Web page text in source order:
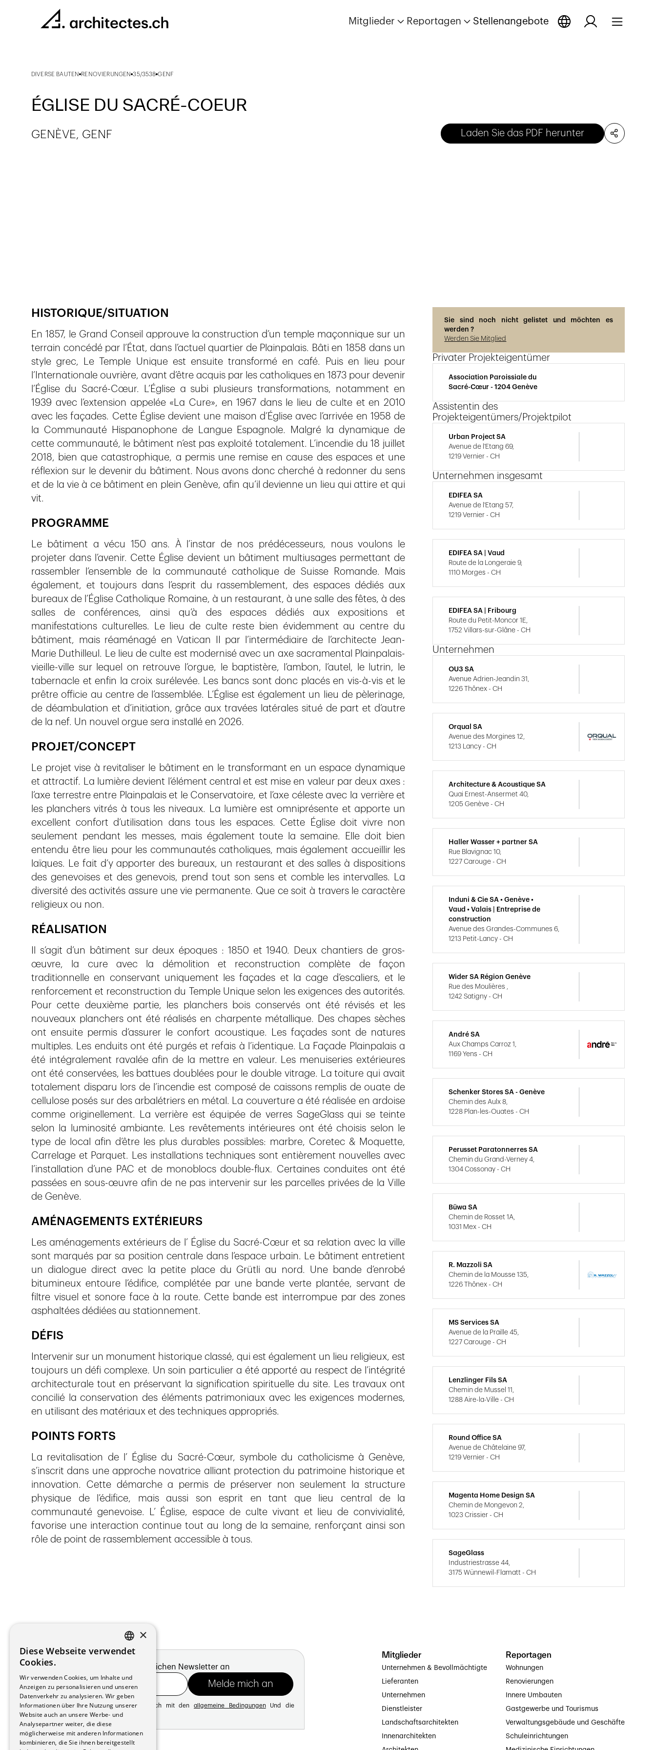
Mitglieder Reportagen Stellenangebote
DIVERSE BAUTEN RENOVIERUNGEN 35/3538 GENF
ÉGLISE DU SACRÉ-COEUR
GENÈVE, GENF Laden Sie das PDF herunter
HISTORIQUE/SITUATION
En 1857, le Grand Conseil approuve la construction d’un temple maçonnique sur un
terrain concédé par l’État, dans l’actuel quartier de Plainpalais. Bâti en 1858 dans un
style grec, Le Temple Unique est ensuite transformé en café. Puis en lieu pour
l’Internationale ouvrière, avant d’être acquis par les catholiques en 1873 pour devenir
l’Église du Sacré-Cœur. L’Église a subi plusieurs transformations, notamment en
1939 avec l’extension appelée «La Cure», en 1967 dans le lieu de culte et en 2010
avec les façades. Cette Église devient une maison d’Église avec l’arrivée en 1958 de
la Communauté Hispanophone de Langue Espagnole. Malgré la dynamique de
cette communauté, le bâtiment n’est pas exploité totalement. L’incendie du 18 juillet
2018, bien que catastrophique, a permis une remise en cause des espaces et une
réflexion sur le devenir du bâtiment. Nous avons donc cherché à redonner du sens
et de la vie à ce bâtiment en plein Genève, afin qu’il devienne un lieu qui attire et qui
vit.
PROGRAMME
Le bâtiment a vécu 150 ans. À l’instar de nos prédécesseurs, nous voulons le
projeter dans l’avenir. Cette Église devient un bâtiment multiusages permettant de
rassembler l’ensemble de la communauté catholique de Suisse Romande. Mais
également, et toujours dans l’esprit du rassemblement, des espaces dédiés aux
bureaux de l’Église Catholique Romaine, à un restaurant, à une salle des fêtes, à des
salles de conférences, ainsi qu’à des espaces dédiés aux expositions et
manifestations culturelles. Le lieu de culte reste bien évidemment au centre du
bâtiment, mais réaménagé en Vatican II par l’intermédiaire de l’architecte Jean-
Marie Duthilleul. Le lieu de culte est modernisé avec un axe sacramental Plainpalais-
vieille-ville sur lequel on retrouve l’orgue, le baptistère, l’ambon, l’autel, le lutrin, le
tabernacle et enfin la croix surélevée. Les bancs sont donc placés en vis-à-vis et le
prêtre officie au centre de l’assemblée. L’Église est également un lieu de pèlerinage,
de déambulation et d’initiation, grâce aux travées latérales situé de part et d’autre
de la nef. Un nouvel orgue sera installé en 2026.
PROJET/CONCEPT
Le projet vise à revitaliser le bâtiment en le transformant en un espace dynamique
et attractif. La lumière devient l’élément central et est mise en valeur par deux axes :
l’axe terrestre entre Plainpalais et le Conservatoire, et l’axe céleste avec la verrière et
les planchers vitrés à tous les niveaux. La lumière est omniprésente et apporte un
excellent confort d’utilisation dans tous les espaces. Cette Église doit vivre non
seulement pendant les messes, mais également toute la semaine. Elle doit bien
entendu être lieu pour les communautés catholiques, mais également accueillir les
laïques. Le fait d’y apporter des bureaux, un restaurant et des salles à dispositions
des genevoises et des genevois, prend tout son sens et comble les intervalles. La
diversité des activités assure une vie permanente. Que ce soit à travers le caractère
religieux ou non.
RÉALISATION
Il s’agit d’un bâtiment sur deux époques : 1850 et 1940. Deux chantiers de gros-
œuvre, la cure avec la démolition et reconstruction complète de façon
traditionnelle en conservant uniquement les façades et la cage d’escaliers, et le
renforcement et reconstruction du Temple Unique selon les exigences des autorités.
Pour cette deuxième partie, les planchers bois conservés ont été révisés et les
nouveaux planchers ont été réalisés en charpente métallique. Des chapes sèches
ont ensuite permis d’assurer le confort acoustique. Les façades sont de natures
multiples. Les enduits ont été purgés et refais à l’identique. La Façade Plainpalais a
été intégralement ravalée afin de la mettre en valeur. Les menuiseries extérieures
ont été conservées, les battues doublées pour le double vitrage. La toiture qui avait
totalement disparu lors de l’incendie est composé de caissons remplis de ouate de
cellulose posés sur des arbalétriers en métal. La couverture a été réalisée en ardoise
comme originellement. La verrière est équipée de verres SageGlass qui se teinte
selon la luminosité ambiante. Les revêtements intérieures ont été choisis selon le
type de local afin d’être les plus durables possibles: marbre, Coretec & Moquette,
Carrelage et Parquet. Les installations techniques sont entièrement nouvelles avec
l’installation d’une PAC et de monoblocs double-flux. Certaines conduites ont été
passées en sous-œuvre afin de ne pas intervenir sur les parcelles privées de la Ville
de Genève.
AMÉNAGEMENTS EXTÉRIEURS
Les aménagements extérieurs de l’ Église du Sacré-Cœur et sa relation avec la ville
sont marqués par sa position centrale dans l’espace urbain. Le bâtiment entretient
un dialogue direct avec la petite place du Grütli au nord. Une bande d’enrobé
bitumineux entoure l’édifice, complétée par une bande verte plantée, servant de
filtre visuel et sonore face à la route. Cette bande est interrompue par des zones
asphaltées dédiées au stationnement.
DÉFIS
Intervenir sur un monument historique classé, qui est également un lieu religieux, est
toujours un défi complexe. Un soin particulier a été apporté au respect de l’intégrité
architecturale tout en préservant la signification spirituelle du site. Les travaux ont
concilié la conservation des éléments patrimoniaux avec les exigences modernes,
en utilisant des matériaux et des techniques appropriés.
POINTS FORTS
La revitalisation de l’ Église du Sacré-Cœur, symbole du catholicisme à Genève,
s’inscrit dans une approche novatrice alliant protection du patrimoine historique et
innovation. Cette démarche a permis de préserver non seulement la structure
physique de l’édifice, mais aussi son esprit en tant que lieu central de la
communauté genevoise. L’ Église, espace de culte vivant et lieu de convivialité,
favorise une interaction continue tout au long de la semaine, renforçant ainsi son
rôle de point de rassemblement accessible à tous.
Sie sind noch nicht gelistet und möchten es
werden ?
Werden Sie Mitglied
Privater Projekteigentümer
Association Paroissiale du
Sacré-Cœur - 1204 Genève
Assistentin des
Projekteigentümers/Projektpilot
Urban Project SA
Avenue de l'Etang 69,
1219 Vernier - CH
Unternehmen insgesamt
EDIFEA SA
Avenue de l'Etang 57,
1219 Vernier - CH
EDIFEA SA | Vaud
Route de la Longeraie 9,
1110 Morges - CH
EDIFEA SA | Fribourg
Route du Petit-Moncor 1E,
1752 Villars-sur-Glâne - CH
Unternehmen
OU3 SA
Avenue Adrien-Jeandin 31,
1226 Thônex - CH
Orqual SA
Avenue des Morgines 12,
1213 Lancy - CH
Architecture & Acoustique SA
Quai Ernest-Ansermet 40,
1205 Genève - CH
Haller Wasser + partner SA
Rue Blavignac 10,
1227 Carouge - CH
Induni & Cie SA • Genève •
Vaud • Valais | Entreprise de
construction
Avenue des Grandes-Communes 6,
1213 Petit-Lancy - CH
Wider SA Région Genève
Rue des Moulières ,
1242 Satigny - CH
André SA
Aux Champs Carroz 1,
1169 Yens - CH
Schenker Stores SA - Genève
Chemin des Aulx 8,
1228 Plan-les-Ouates - CH
Perusset Paratonnerres SA
Chemin du Grand-Verney 4,
1304 Cossonay - CH
Büwa SA
Chemin de Rosset 1A,
1031 Mex - CH
R. Mazzoli SA
Chemin de la Mousse 135,
1226 Thônex - CH
MS Services SA
Avenue de la Praille 45,
1227 Carouge - CH
Lenzlinger Fils SA
Chemin de Mussel 11,
1288 Aire-la-Ville - CH
Round Office SA
Avenue de Châtelaine 97,
1219 Vernier - CH
Magenta Home Design SA
Chemin de Mongevon 2,
1023 Crissier - CH
SageGlass
Industriestrasse 44,
3175 Wünnewil-Flamatt - CH
Melde dich für unseren monatlichen Newsletter an
Mit der Registrierung erklären Sie sich mit denallgemeine BedingungenUnd die
Datenschutzrichtlinie
Adresse:
Avenue de Longemalle 21
Mitglieder
Unternehmen & Bevollmächtigte
Lieferanten
Unternehmen
Dienstleister
Landschaftsarchitekten
Innenarchitekten
Reportagen
Wohnungen
Renovierungen
Innere Umbauten
Gastgewerbe und Tourismus
Verwaltungsgebäude und Geschäfte
Schuleinrichtungen
FRENCH
×
Diese Webseite verwendet
Cookies.
Wir verwenden Cookies, um Inhalte und
Anzeigen zu personalisieren und unseren
Datenverkehr zu analysieren. Wir geben
Informationen über Ihre Nutzung unserer
Website auch an unsere Werbe- und
Analysepartner weiter, die diese
möglicherweise mit anderen Informationen
kombinieren, die Sie ihnen bereitgestellt